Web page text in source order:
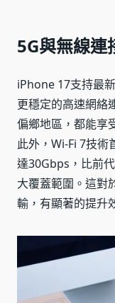
5G與無線連
iPhone 17支持最
更穩定的高速網絡
偏鄉地區，都能享
此外，Wi-Fi 7技
達30Gbps，比前
大覆蓋範圍。這對
輸，有顯著的提升